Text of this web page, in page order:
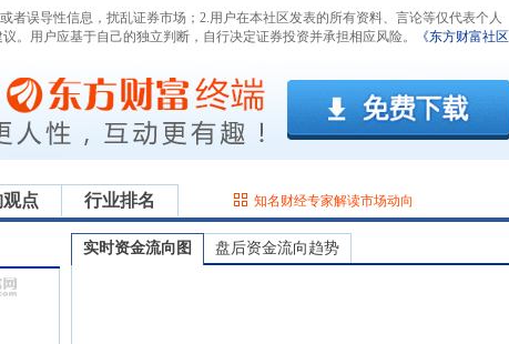
者误导性信息，扰乱证券市场；2.用户在本社区发表的所有资料、言论等仅代表个人
。用户应基于自己的独立判断，自行决定证券投资并承担相应风险。
《东方财富社区
点 行业排名 知名财经专家解读市场动向
实时资金流向图 盘后资金流向趋势